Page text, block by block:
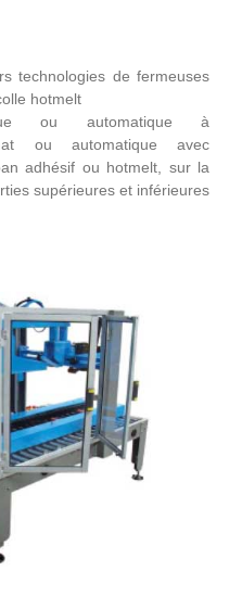
technologies de fermeuses
hotmelt
ou automatique à
ou automatique avec
adhésif ou hotmelt, sur la
supérieures et inférieures